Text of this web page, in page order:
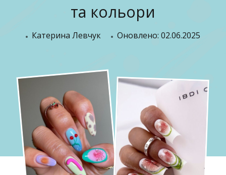
та кольори
Катерина Левчук Оновлено: 02.06.2025